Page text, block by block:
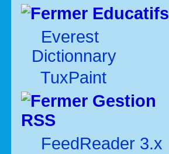
Educatifs
Everest
Dictionnary
TuxPaint
Gestion
RSS
FeedReader 3.x